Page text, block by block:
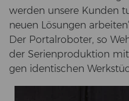
wer­den un­se­re Kun­den
neuen Lö­sun­gen
Der Por­tal­ro­bo­ter, so
der Se­ri­en­pro­duk­ti­on
gen iden­ti­schen